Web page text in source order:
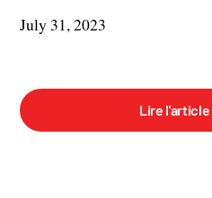
July 31, 2023
Lire